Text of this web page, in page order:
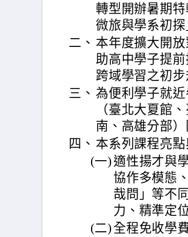
轉型開辦暑期
微旅與學系初
二、 本年度擴大開
助高中學子提
跨域學習之初步
三、 為便利學子就
（臺北大夏館
南、高雄分部
四、 本系列課程亮點
(一) 適性揚才與
協作多模態
哉問」等不
力、精準定
(二) 全程免收學